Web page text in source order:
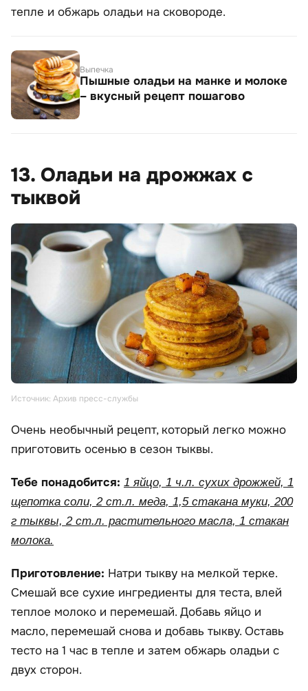
тепле и обжарь оладьи на сковороде.
Выпечка
Пышные оладьи на манке и молоке
– вкусный рецепт пошагово
13. Оладьи на дрожжах с
тыквой
Источник: Архив пресс-службы
Очень необычный рецепт, который легко можно
приготовить осенью в сезон тыквы.
Тебе понадобится: 1 яйцо, 1 ч.л. сухих дрожжей, 1
щепотка соли, 2 ст.л. меда, 1,5 стакана муки, 200
г тыквы, 2 ст.л. растительного масла, 1 стакан
молока.
Приготовление: Натри тыкву на мелкой терке.
Смешай все сухие ингредиенты для теста, влей
теплое молоко и перемешай. Добавь яйцо и
масло, перемешай снова и добавь тыкву. Оставь
тесто на 1 час в тепле и затем обжарь оладьи с
двух сторон.